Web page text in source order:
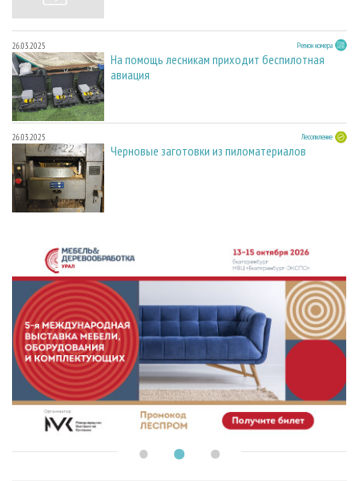
26.03.2025 Регион номера
На помощь лесникам приходит беспилотная
авиация
26.03.2025 Лесопиление
Черновые заготовки из пиломатериалов